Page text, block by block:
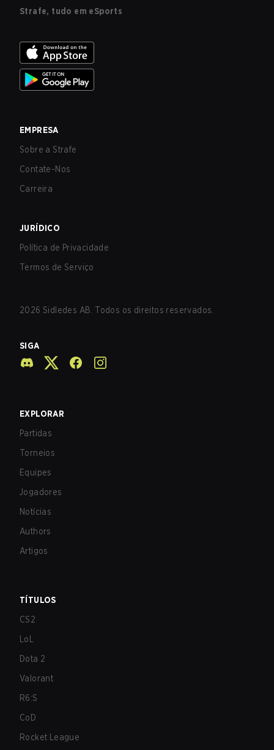
Strafe, tudo em eSports
EMPRESA
Sobre a Strafe
Contate-Nos
Carreira
JURÍDICO
Política de Privacidade
Termos de Serviço
2026 Sidledes AB. Todos os direitos reservados.
SIGA
EXPLORAR
Partidas
Torneios
Equipes
Jogadores
Notícias
Authors
Artigos
TÍTULOS
CS2
LoL
Dota 2
Valorant
R6:S
CoD
Rocket League